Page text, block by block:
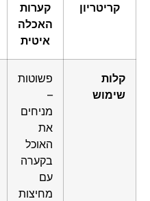
קריטריון
קערות
האכלה
איטית
קלות
שימוש
פשוטות
–
מניחים
את
האוכל
בקערה
עם
מחיצות